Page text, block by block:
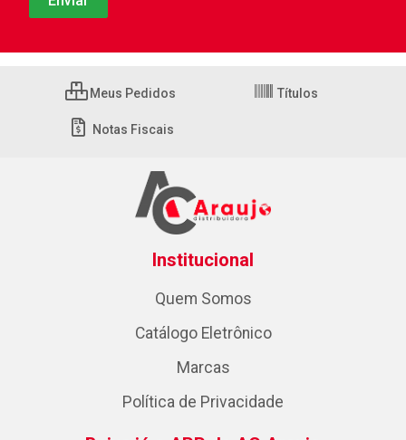
Meus Pedidos Títulos
Notas Fiscais
Institucional
Quem Somos
Catálogo Eletrônico
Marcas
Política de Privacidade